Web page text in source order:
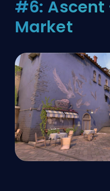
#6: Ascent
Market